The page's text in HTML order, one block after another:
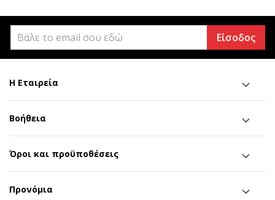
Είσοδος
Η Εταιρεία
Βοήθεια
Όροι και προϋποθέσεις
Προνόμια